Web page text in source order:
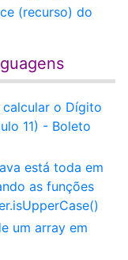
(recurso) do
calcular o Dígito
11) - Boleto
está toda em
as funções
um array em